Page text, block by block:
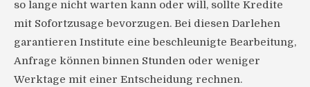
so lange nicht warten kann oder will, sollte Kredite
mit Sofortzusage bevorzugen. Bei diesen Darlehen
garantieren Institute eine beschleunigte Bearbeitung,
Anfrage können binnen Stunden oder weniger
Werktage mit einer Entscheidung rechnen.